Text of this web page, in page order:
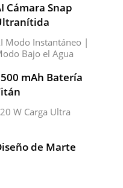
Cámara Snap
Modo Instantáneo |
Bajo el Agua
mAh Batería
W Carga Ultra
de Marte